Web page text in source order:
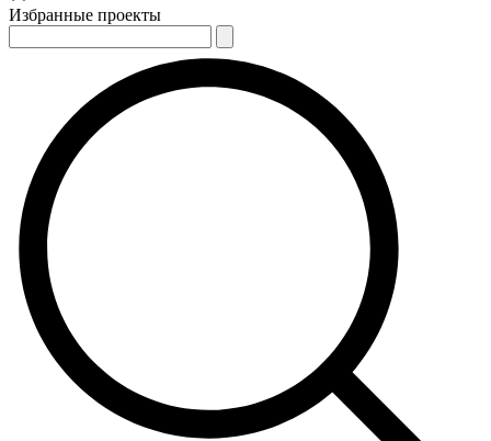
Избранные проекты